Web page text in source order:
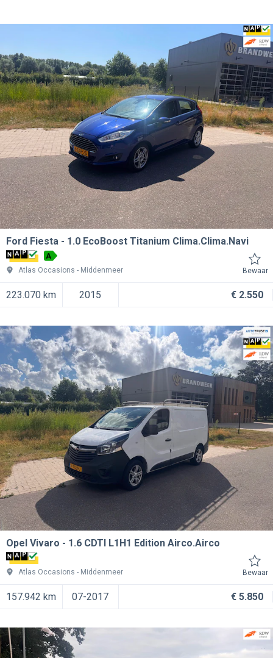
Ford Fiesta 1.0 EcoBoost Titanium Clima.Clima.Navi
A
Atlas Occasions
Middenmeer Bewaar
223.070 km 2015 € 2.550
Opel Vivaro 1.6 CDTI L1H1 Edition Airco.Airco
Atlas Occasions Middenmeer Bewaar
157.942 km 07-2017 € 5.850